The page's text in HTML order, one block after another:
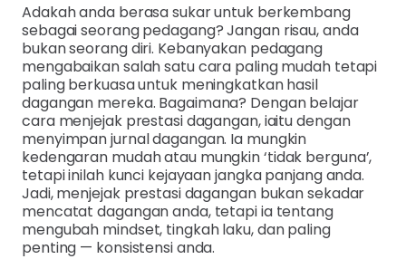
Adakah anda berasa sukar untuk berkembang
sebagai seorang pedagang? Jangan risau, anda
bukan seorang diri. Kebanyakan pedagang
mengabaikan salah satu cara paling mudah tetapi
paling berkuasa untuk meningkatkan hasil
dagangan mereka. Bagaimana? Dengan belajar
cara menjejak prestasi dagangan, iaitu dengan
menyimpan jurnal dagangan. Ia mungkin
kedengaran mudah atau mungkin ‘tidak berguna’,
tetapi inilah kunci kejayaan jangka panjang anda.
Jadi, menjejak prestasi dagangan bukan sekadar
mencatat dagangan anda, tetapi ia tentang
mengubah mindset, tingkah laku, dan paling
penting — konsistensi anda.